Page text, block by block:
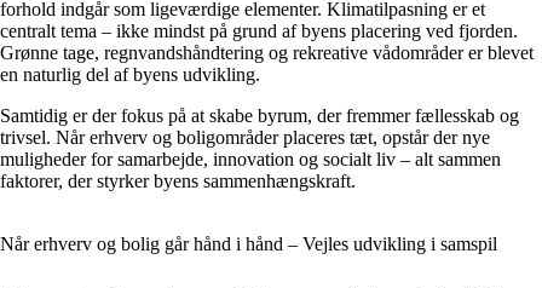
forhold indgår som ligeværdige elementer. Klimatilpasning er et
centralt tema – ikke mindst på grund af byens placering ved fjorden.
Grønne tage, regnvandshåndtering og rekreative vådområder er blevet
en naturlig del af byens udvikling.
Samtidig er der fokus på at skabe byrum, der fremmer fællesskab og
trivsel. Når erhverv og boligområder placeres tæt, opstår der nye
muligheder for samarbejde, innovation og socialt liv – alt sammen
faktorer, der styrker byens sammenhængskraft.
Når erhverv og bolig går hånd i hånd – Vejles udvikling i samspil